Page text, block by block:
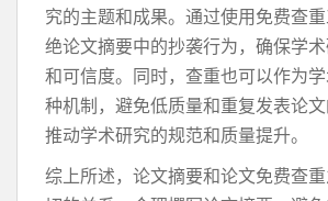
究的主题和成果。通过使用免费查
绝论文摘要中的抄袭行为，确保学
和可信度。同时，查重也可以作为
种机制，避免低质量和重复发表论文
推动学术研究的规范和质量提升。
综上所述，论文摘要和论文免费查